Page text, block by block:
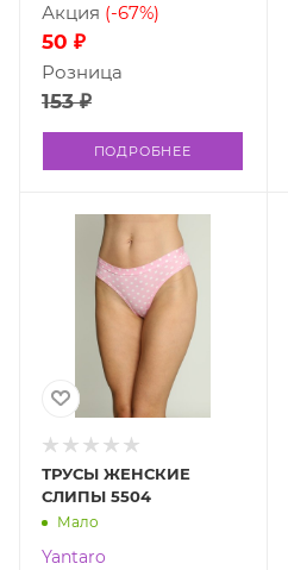
50 ₽
Акция (-67%)
153 ₽
Розница
ПОДРОБНЕЕ
ТРУСЫ ЖЕНСКИЕ
СЛИПЫ 5504
Мало
Yantaro